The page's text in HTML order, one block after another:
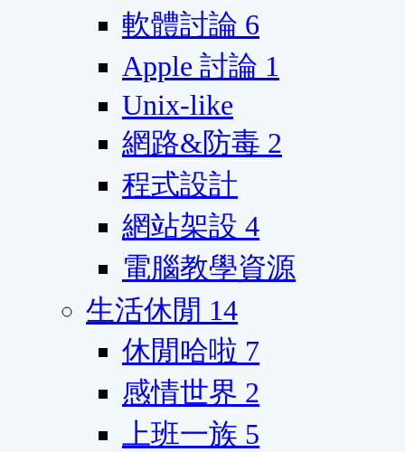
軟體討論 6
Apple 討論 1
Unix-like
網路&防毒 2
程式設計
網站架設 4
電腦教學資源
生活休閒 14
休閒哈啦 7
感情世界 2
上班一族 5